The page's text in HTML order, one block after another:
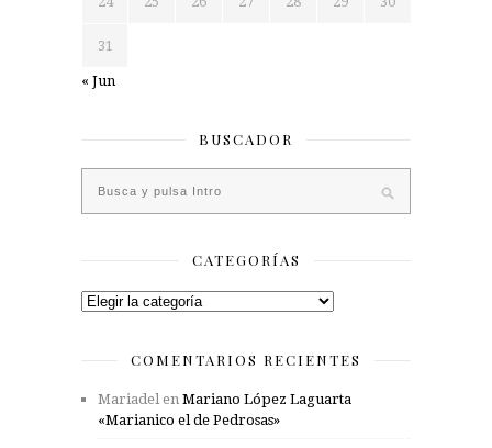
31
« Jun
BUSCADOR
CATEGORÍAS
Categorías
COMENTARIOS RECIENTES
Mariadelen Mariano López Laguarta
«Marianico el de Pedrosas»